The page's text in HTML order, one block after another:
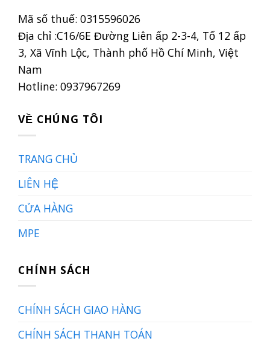
Mã số thuế: 0315596026
Địa chỉ :C16/6E Đường Liên ấp 2-3-4, Tổ 12 ấp
3, Xã Vĩnh Lộc, Thành phố Hồ Chí Minh, Việt
Nam
Hotline: 0937967269
VỀ CHÚNG TÔI
TRANG CHỦ
LIÊN HỆ
CỬA HÀNG
MPE
CHÍNH SÁCH
CHÍNH SÁCH GIAO HÀNG
CHÍNH SÁCH THANH TOÁN